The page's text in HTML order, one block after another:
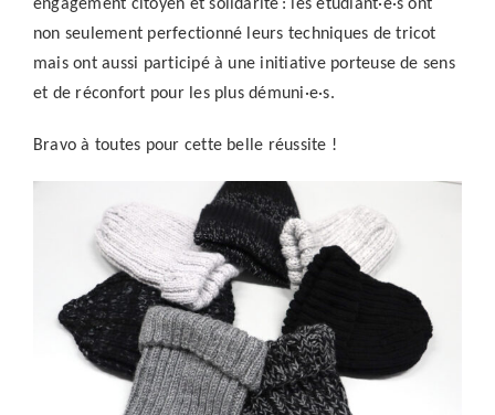
non seulement perfectionné leurs techniques de tricot
mais ont aussi participé à une initiative porteuse de sens
et de réconfort pour les plus démuni·e·s.
Bravo à toutes pour cette belle réussite !